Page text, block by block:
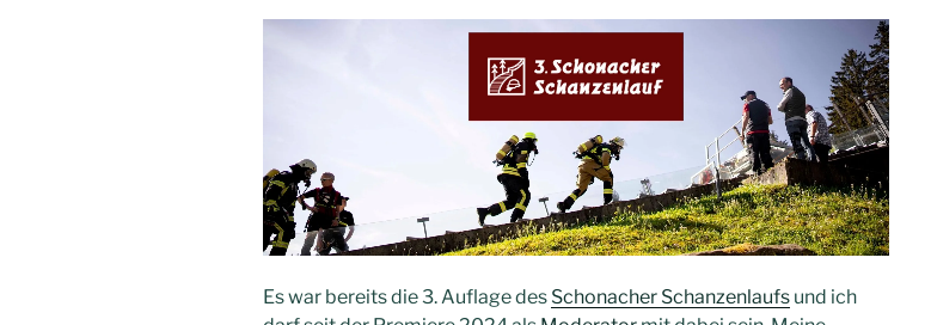
Es war bereits die 3. Auflage des Schonacher Schanzenlaufs und ich